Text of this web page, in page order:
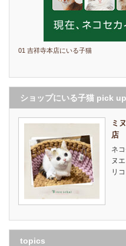
01 吉祥寺本店にいる子猫
ショップにいる子猫 pick
ミ
店
ネ
ヌ
リ
topics